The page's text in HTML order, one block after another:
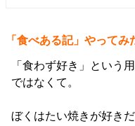
「食べある記」やってみ
「食わず好き」という
ではなくて。
ぼくはたい焼きが好き